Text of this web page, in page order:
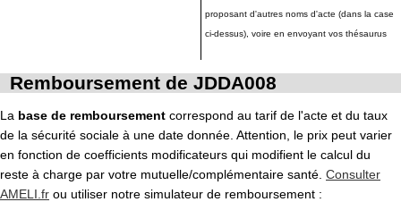
proposant d'autres noms d'acte (dans la case
ci-dessus), voire en envoyant vos thésaurus
Remboursement de JDDA008
La base de remboursement correspond au tarif de l'acte et du taux
de la sécurité sociale à une date donnée. Attention, le prix peut varier
en fonction de coefficients modificateurs qui modifient le calcul du
reste à charge par votre mutuelle/complémentaire santé. Consulter
AMELI.fr ou utiliser notre simulateur de remboursement :